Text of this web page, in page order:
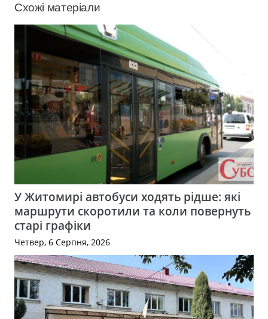
Схожі матеріали
У Житомирі автобуси ходять рідше: які
маршрути скоротили та коли повернуть
старі графіки
Четвер, 6 Серпня, 2026